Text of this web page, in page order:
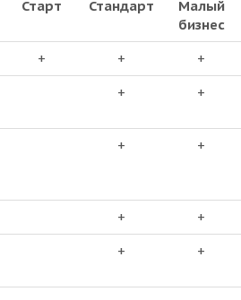
Старт
Стандарт
Малый
бизнес
+ +
+
+ +
+ +
+
+
+ +